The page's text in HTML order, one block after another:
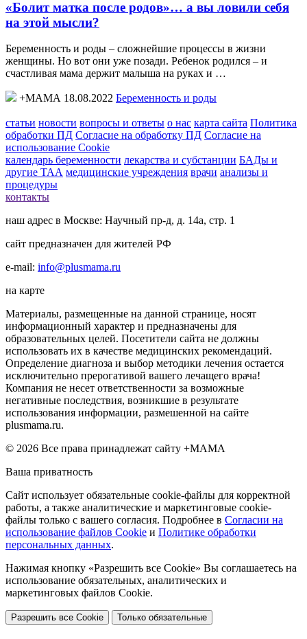
«Болит матка после родов»… а вы ловили себя
на этой мысли?
Беременность и роды – сложнейшие процессы в жизни
женщины. Но вот они уже позади. Ребенок родился – и
счастливая мама держит малыша на руках и …
+МАМА 18.08.2022 Беременность и роды
статьи новости вопросы и ответы о нас карта сайта Политика
обработки ПД Согласие на обработку ПД Согласие на
использование Cookie
календарь беременности лекарства и субстанции БАДы и
другие ТАА медицинские учреждения врачи анализы и
процедуры
контакты
наш адрес в Москве: Научный пр-д, д. 14а, стр. 1
сайт предназначен для жителей РФ
e-mail: info@plusmama.ru
на карте
Материалы, размещенные на данной странице, носят
информационный характер и предназначены для
образовательных целей. Посетители сайта не должны
использовать их в качестве медицинских рекомендаций.
Определение диагноза и выбор методики лечения остается
исключительно прерогативой вашего лечащего врача!
Компания не несет ответственности за возможные
негативные последствия, возникшие в результате
использования информации, размешенной на сайте
plusmama.ru.
© 2026 Все права принадлежат сайту +МАМА
Ваша приватность
Сайт использует обязательные cookie-файлы для корректной
работы, а также аналитические и маркетинговые cookie-
файлы только с вашего согласия. Подробнее в Согласии на
использование файлов Cookie и Политике обработки
персональных данных.
Нажимая кнопку «Разрешить все Cookie» Вы соглашаетесь на
использование обязательных, аналитических и
маркетинговых файлов Cookie.
Разрешить все Cookie Только обязательные